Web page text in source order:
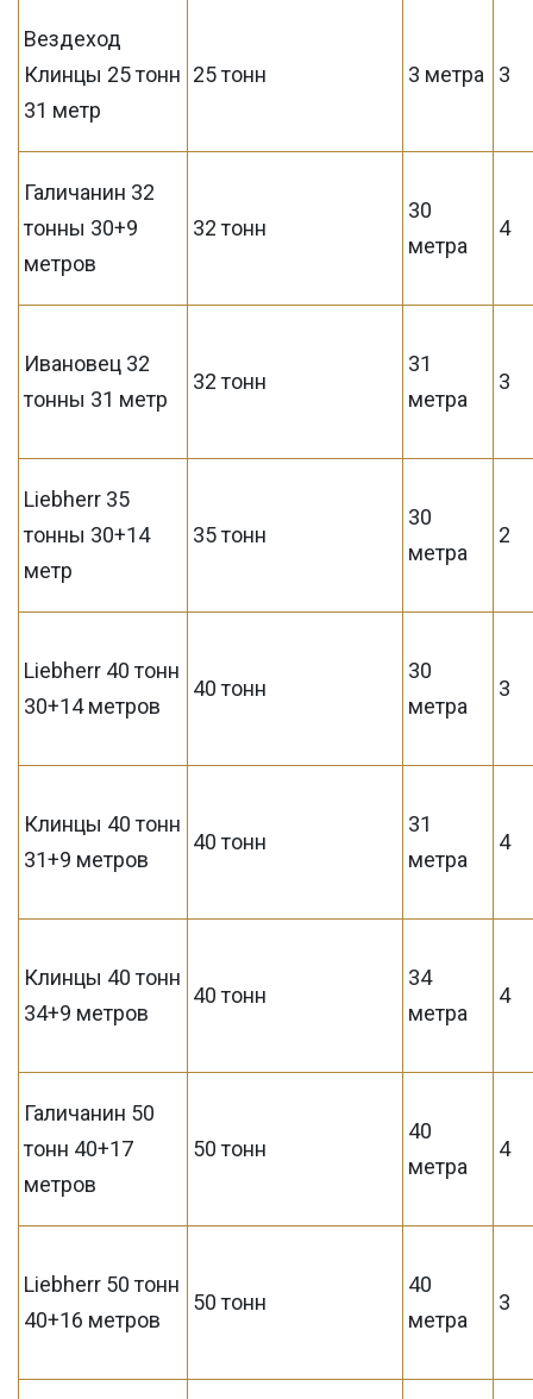
Вездеход
Клинцы 25 тонн
31 метр
25 тонн 3 метра 3
Галичанин 32
тонны 30+9
метров
32 тонн
30
метра
4
Ивановец 32
тонны 31 метр
32 тонн
31
метра
3
Liebherr 35
тонны 30+14
метр
35 тонн
30
метра
2
Liebherr 40 тонн
30+14 метров
40 тонн
30
метра
3
Клинцы 40 тонн
31+9 метров
40 тонн
31
метра
4
Клинцы 40 тонн
34+9 метров
40 тонн
34
метра
4
Галичанин 50
тонн 40+17
метров
50 тонн
40
метра
4
Liebherr 50 тонн
40+16 метров
50 тонн
40
метра
3